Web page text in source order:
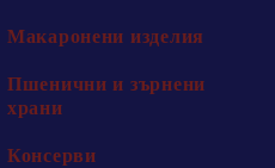
Макаронени изделия
Пшенични и зърнени
храни
Консерви